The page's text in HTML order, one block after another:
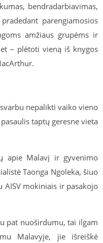
bendradarbiavimas,
parengiamosios
amžiaus grupėms ir
– plėtoti vieną iš knygos
nepalikti vaiko vieno
taptų geresne vieta
apie Malavį ir gyvenimo
Taonga Ngoleka, šiuo
mokiniais ir pasakojo
pat nuoširdumu, tai ilgam
Malavyje, jie išreiškė